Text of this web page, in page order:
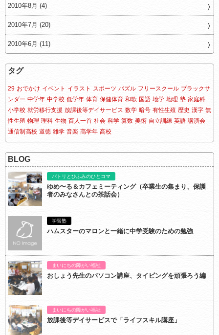
2010年8月 (4)
2010年7月 (20)
2010年6月 (11)
タグ
29 おでかけ イベント イラスト スポーツ パズル フリースクール ブラックサ
ンダー 中学年 中学校 低学年 体育 保健体育 和歌 国語 地学 地理 塾 家庭科
小学校 就労移行支援 放課後等デイサービス 数学 暗号 有性生殖 歴史 漢字 無
性生殖 物理 理科 生物 百人一首 社会 科学 算数 美術 自立訓練 英語 講演会
通信制高校 道徳 雑学 音楽 高学年 高校
BLOG
パトリとひふみのひとコマ
ゆめ〜る＆カフェミーティング（卒業生の集まり、保護
者のみなさんとの茶話会）
学習塾
ハムスターのマロンと一緒に中学受験のための勉強
まいにちの障がい福祉
おしょう先生のパソコン講座、タイピングを頑張ろう編
まいにちの障がい福祉
放課後等デイサービスで「ライフスキル講座」